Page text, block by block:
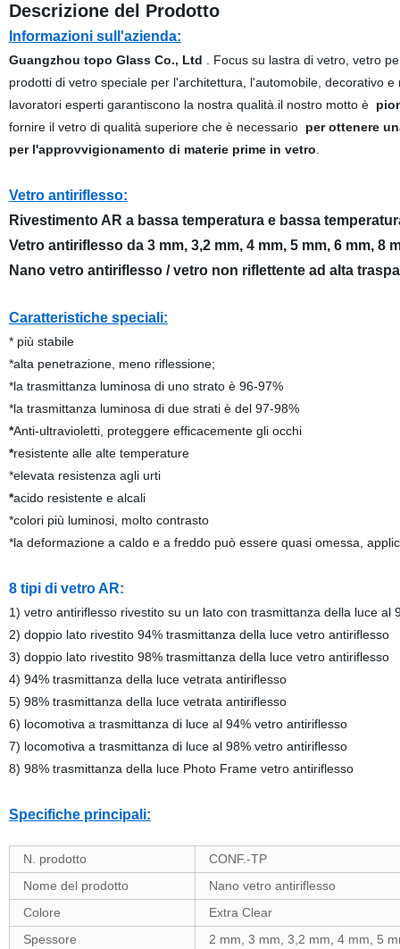
Descrizione del Prodotto
Informazioni sull'azienda:
Guangzhou topo Glass Co., Ltd . Focus su lastra di vetro, vetro
prodotti di vetro speciale per l'architettura, l'automobile, decorativo
lavoratori esperti garantiscono la nostra qualità.il nostro motto è
fornire il vetro di qualità superiore che è necessario per ottenere
per l'approvvigionamento di materie prime in vetro
Vetro antiriflesso:
Rivestimento AR a bassa temperatura e bassa
Vetro antiriflesso da 3 mm, 3,2 mm, 4 mm, 5 mm, 6 mm, 8
Nano vetro antiriflesso / vetro non riflettente ad alta
Caratteristiche speciali:
* più stabile
*alta penetrazione, meno riflessione;
*la trasmittanza luminosa di uno strato è 96-97%
*la trasmittanza luminosa di due strati è del 97-98%
*Anti-ultravioletti, proteggere efficacemente gli occhi
*resistente alle alte temperature
*elevata resistenza agli urti
*acido resistente e alcali
*colori più luminosi, molto contrasto
*la deformazione a caldo e a freddo può essere quasi omessa,
8 tipi di vetro AR:
1) vetro antiriflesso rivestito su un lato con trasmittanza della luce al
2) doppio lato rivestito 94% trasmittanza della luce vetro antiriflesso
3) doppio lato rivestito 98% trasmittanza della luce vetro antiriflesso
4) 94% trasmittanza della luce vetrata antiriflesso
5) 98% trasmittanza della luce vetrata antiriflesso
6) locomotiva a trasmittanza di luce al 94% vetro antiriflesso
7) locomotiva a trasmittanza di luce al 98% vetro antiriflesso
8) 98% trasmittanza della luce Photo Frame vetro antiriflesso
Specifiche principali:
N. prodotto
CONF.-TP
Nome del prodotto
Nano vetro antiriflesso
Colore
Extra Clear
Spessore
2 mm, 3 mm, 3,2 mm, 4 mm, 5